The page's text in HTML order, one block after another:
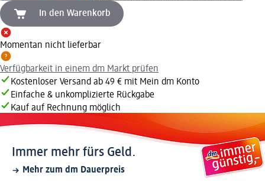
In den Warenkorb
Momentan nicht lieferbar
Verfügbarkeit in einem dm Markt prüfen
Kostenloser Versand ab 49 € mit Mein dm Konto
Einfache & unkomplizierte Rückgabe
Kauf auf Rechnung möglich
Immer mehr fürs Geld.
Mehr zum dm Dauerpreis